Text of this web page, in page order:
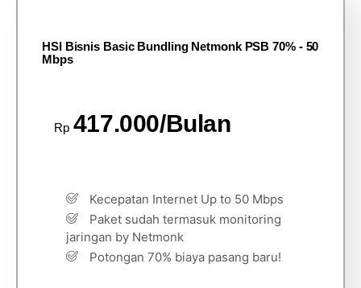
HSI Bisnis Basic Bundling Netmonk PSB 70% - 50
Mbps
Rp 417.000/Bulan
Kecepatan Internet Up to 50 Mbps
Paket sudah termasuk monitoring
jaringan by Netmonk
Potongan 70% biaya pasang baru!